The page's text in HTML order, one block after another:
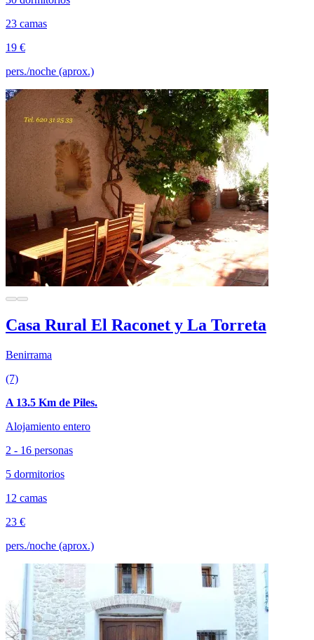
23 camas
19 €
pers./noche (aprox.)
Casa Rural El Raconet y La Torreta
Benirrama
(7)
A 13.5 Km de Piles.
Alojamiento entero
2 - 16 personas
5 dormitorios
12 camas
23 €
pers./noche (aprox.)